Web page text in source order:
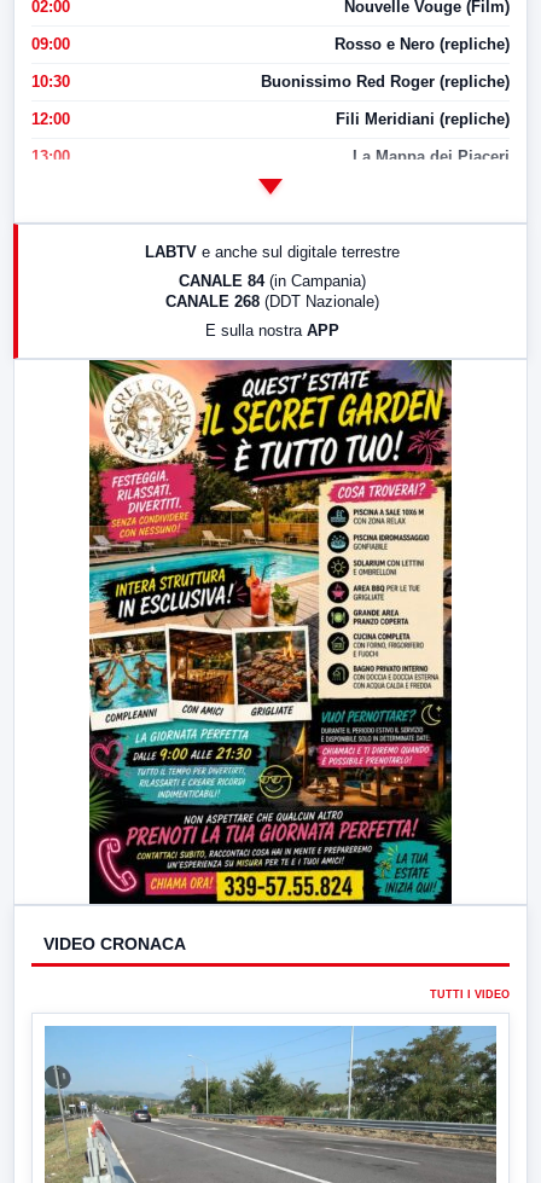
02:00 Nouvelle Vouge (Film)
09:00 Rosso e Nero (repliche)
10:30 Buonissimo Red Roger (repliche)
12:00 Fili Meridiani (repliche)
13:00 La Mappa dei Piaceri
LabNews (replica)
LABTV e anche sul digitale terrestre
CANALE 84 (in Campania)
CANALE 268 (DDT Nazionale)
E sulla nostra APP
VIDEO CRONACA
TUTTI I VIDEO